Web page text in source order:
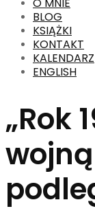
BLOG
KSIĄŻKI
KONTAKT
KALENDARZ
ENGLISH
„Rok